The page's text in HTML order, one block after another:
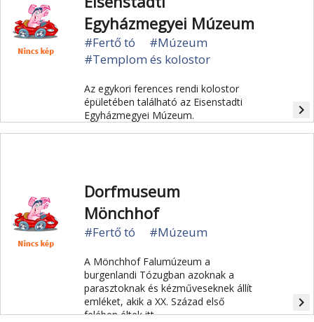
Egyházmegyei Múzeum
#Fertő tó
#Múzeum
#Templom és kolostor
Az egykori ferences rendi kolostor
épületében található az Eisenstadti
Egyházmegyei Múzeum.
navigate_next
Dorfmuseum
Mönchhof
#Fertő tó #Múzeum
A Mönchhof Falumúzeum a
burgenlandi Tózugban azoknak a
parasztoknak és kézműveseknek állít
emléket, akik a XX. Század első
felében éltek itt.
navigate_next